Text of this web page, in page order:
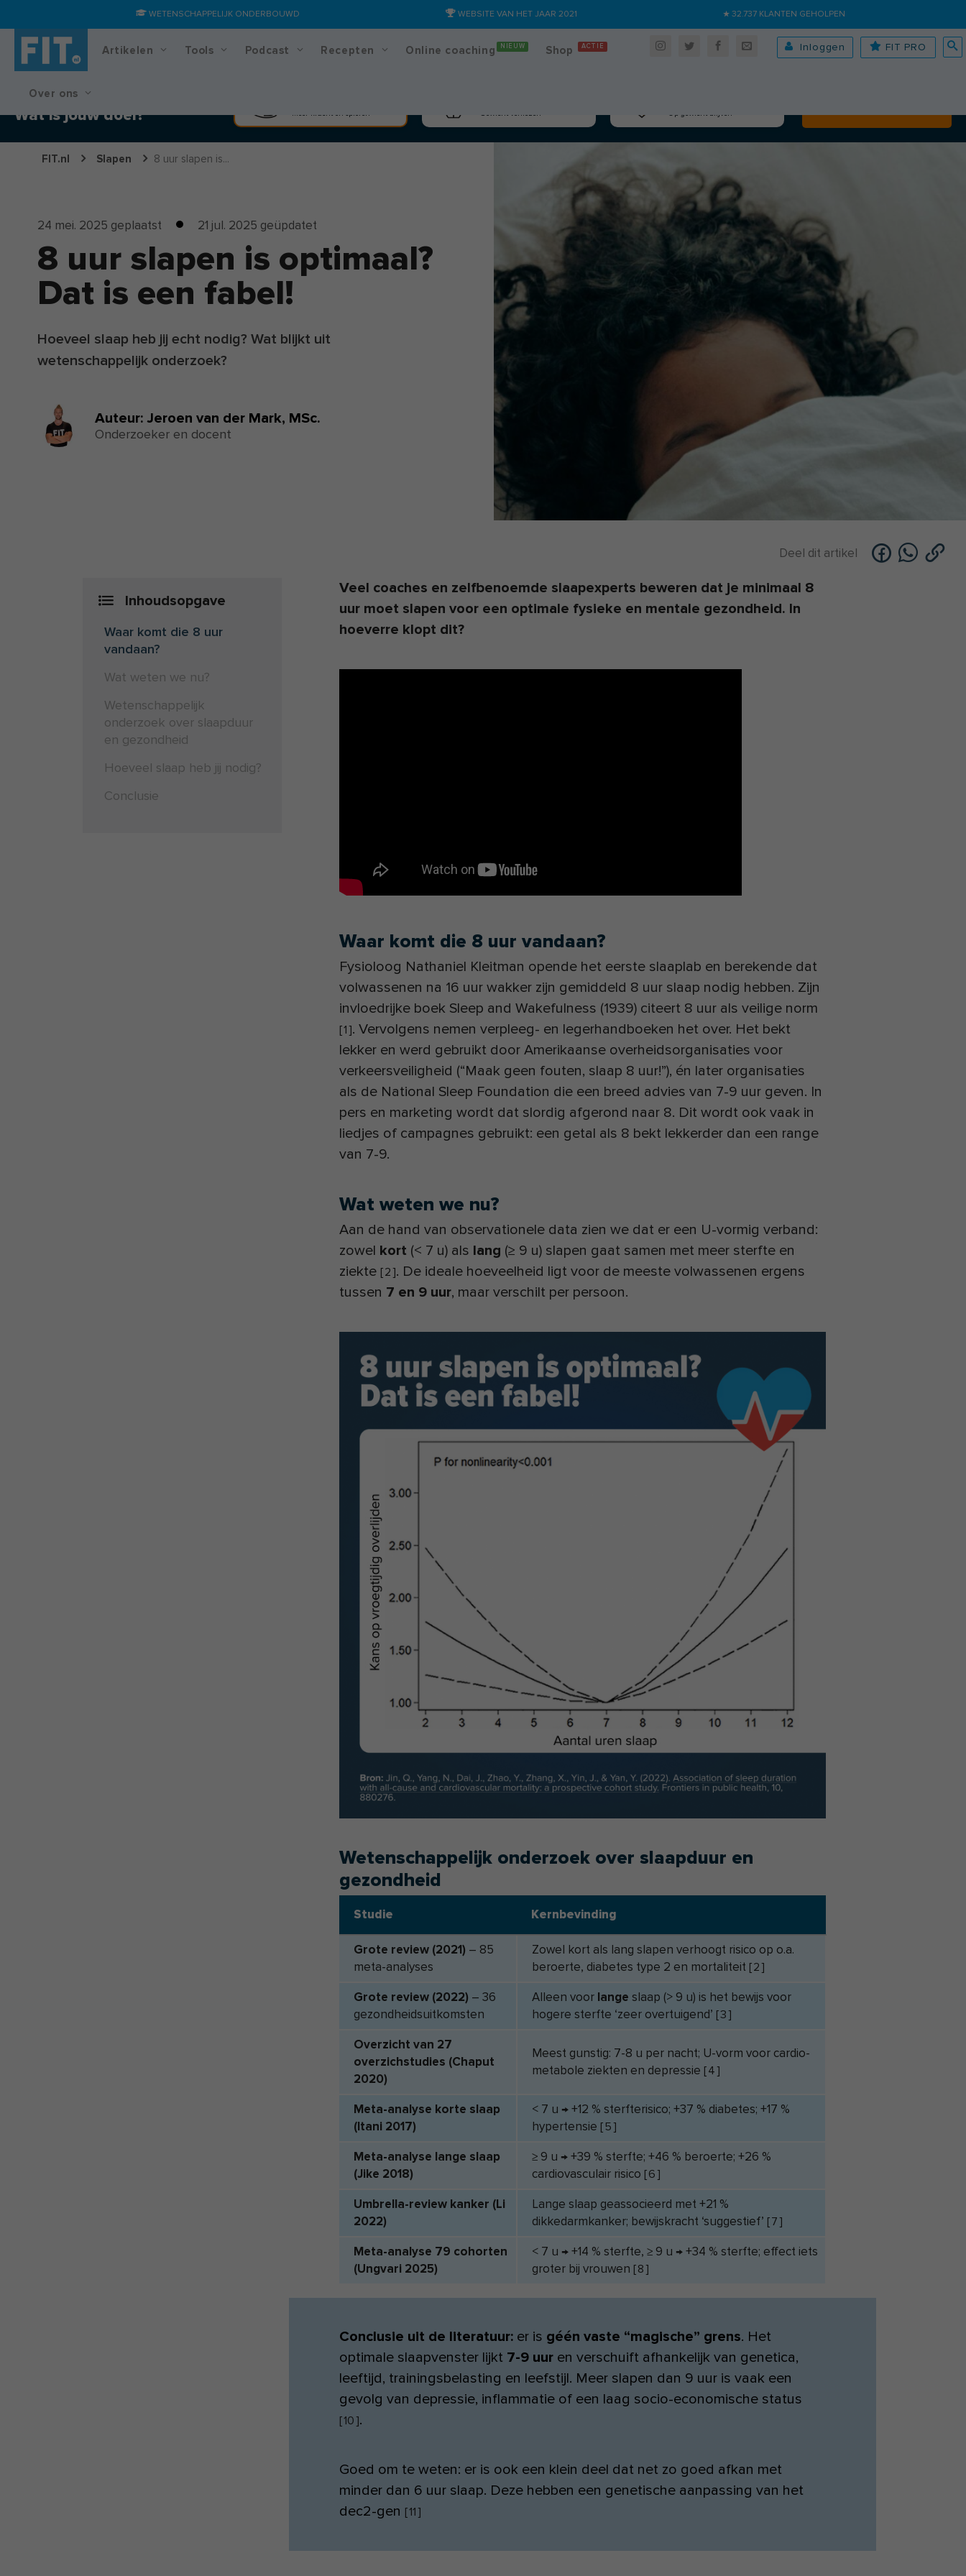
WETENSCHAPPELIJK ONDERBOUWD WEBSITE VAN HET JAAR 2021 ★ 32.737 KLANTEN GEHOLPEN
Artikelen Tools Podcast Recepten Online coaching NIEUW Shop ACTIE
Over ons
Inloggen FIT PRO
Training & voedingsplan
Wat is jouw doel?
FIT.nl Slapen 8 uur slapen is...
24 mei. 2025 geplaatst 21 jul. 2025 geüpdatet
8 uur slapen is optimaal?
Dat is een fabel!
Hoeveel slaap heb jij echt nodig? Wat blijkt uit
wetenschappelijk onderzoek?
Auteur: Jeroen van der Mark, MSc.
Onderzoeker en docent
Inhoudsopgave
Waar komt die 8 uur
vandaan?
Wat weten we nu?
Wetenschappelijk
onderzoek over slaapduur
en gezondheid
Hoeveel slaap heb jij nodig?
Conclusie
Deel dit artikel
Veel coaches en zelfbenoemde slaapexperts beweren dat je minimaal 8
uur moet slapen voor een optimale fysieke en mentale gezondheid. In
hoeverre klopt dit?
Waar komt die 8 uur vandaan?
Fysioloog Nathaniel Kleitman opende het eerste slaap­lab en berekende dat
volwassenen na 16 uur wakker zijn gemiddeld 8 uur slaap nodig hebben. Zijn
invloedrijke boek Sleep and Wakefulness (1939) citeert 8 uur als veilige norm
[1]. Vervolgens nemen verpleeg- en leger­handboeken het over. Het bekt
lekker en werd gebruikt door Amerikaanse overheidsorganisaties voor
verkeersveiligheid (“Maak geen fouten, slaap 8 uur!”), én later organisaties
als de National Sleep Foundation die een breed advies van 7-9 uur geven. In
pers en marketing wordt dat slordig afgerond naar 8. Dit wordt ook vaak in
liedjes of campagnes gebruikt: een getal als 8 bekt lekkerder dan een range
van 7-9.
Wat weten we nu?
Aan de hand van observationele data zien we dat er een U-vormig verband:
zowel kort (< 7 u) als lang (≥ 9 u) slapen gaat samen met meer sterfte en
ziekte [2]. De ideale hoeveelheid ligt voor de meeste volwassenen ergens
tussen 7 en 9 uur, maar verschilt per persoon.
Wetenschappelijk onderzoek over slaapduur en
gezondheid
Studie Kernbevinding
Grote review (2021) – 85
meta-analyses
Zowel kort als lang slapen verhoogt risico op o.a.
beroerte, diabetes type 2 en mortaliteit [2]
Grote review (2022) – 36
gezondheids­uitkomsten
Alleen voor lange slaap (> 9 u) is het bewijs voor
hogere sterfte ‘zeer overtuigend’ [3]
Overzicht van 27
overzichstudies (Chaput
2020)
Meest gunstig: 7-8 u per nacht; U-vorm voor cardio­
metabole ziekten en depressie [4]
Meta-analyse korte slaap
(Itani 2017)
< 7 u → +12 % sterfterisico; +37 % diabetes; +17 %
hypertensie [5]
Meta-analyse lange slaap
(Jike 2018)
≥ 9 u → +39 % sterfte; +46 % beroerte; +26 %
cardiovasculair risico [6]
Umbrella-review kanker (Li
2022)
Lange slaap geassocieerd met +21 %
dikkedarmkanker; bewijskracht ‘suggestief’ [7]
Meta-analyse 79 cohorten
(Ungvari 2025)
< 7 u → +14 % sterfte, ≥ 9 u → +34 % sterfte; effect iets
groter bij vrouwen [8]
Conclusie uit de literatuur: er is géén vaste “magische” grens. Het
optimale slaapvenster lijkt 7-9 uur en verschuift afhankelijk van genetica,
leeftijd, trainingsbelasting en leefstijl. Meer slapen dan 9 uur is vaak een
gevolg van depressie, inflammatie of een laag socio-economische status
[10 ].
Goed om te weten: er is ook een klein deel dat net zo goed afkan met
minder dan 6 uur slaap. Deze hebben een genetische aanpassing van het
dec2-gen [11 ]